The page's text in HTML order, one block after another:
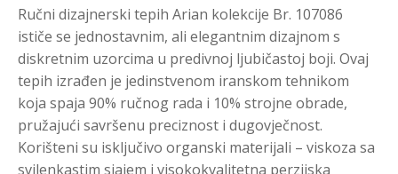
Ručni dizajnerski tepih Arian kolekcije Br. 107086
ističe se jednostavnim, ali elegantnim dizajnom s
diskretnim uzorcima u predivnoj ljubičastoj boji. Ovaj
tepih izrađen je jedinstvenom iranskom tehnikom
koja spaja 90% ručnog rada i 10% strojne obrade,
pružajući savršenu preciznost i dugovječnost.
Korišteni su isključivo organski materijali – viskoza sa
svilenkastim sjajem i visokokvalitetna perzijska